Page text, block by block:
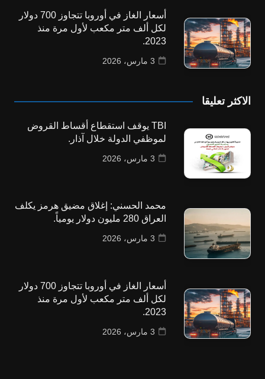
أسعار الغاز في أوروبا تتجاوز 700 دولار
لكل ألف متر مكعب لأول مرة منذ
2023.
3 مارس، 2026
الاكثر تعليقا
TBI يوقف استقطاع أقساط القروض
لموظفي الدولة خلال آذار.
3 مارس، 2026
محمد الحسني: إغلاق مضيق هرمز يكلف
العراق 280 مليون دولار يومياً.
3 مارس، 2026
أسعار الغاز في أوروبا تتجاوز 700 دولار
لكل ألف متر مكعب لأول مرة منذ
2023.
3 مارس، 2026